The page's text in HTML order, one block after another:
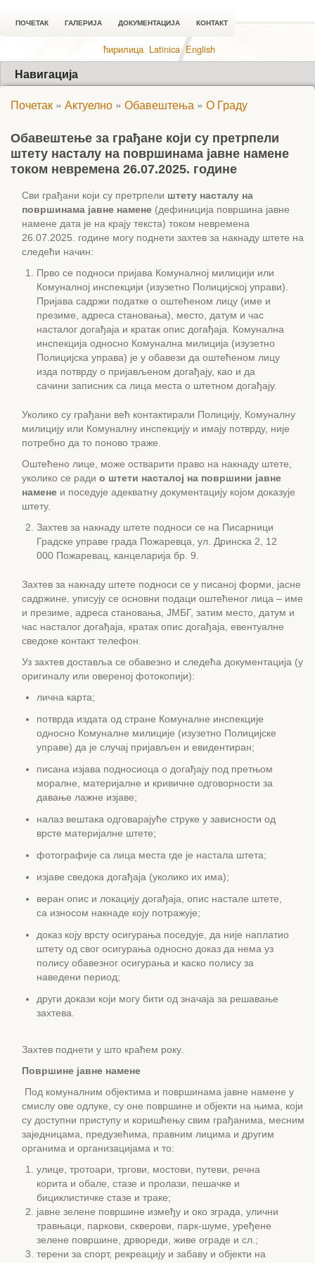
ПОЧЕТАК ГАЛЕРИЈА ДОКУМЕНТАЦИЈА КОНТАКТ
ћирилица Latinica English
Навигација
Почетак » Актуелно » Обавештења » О Граду
Обавештење за грађане који су претрпели
штету насталу на површинама јавне намене
током невремена 26.07.2025. године
Сви грађани који су претрпели штету насталу на
површинама јавне намене (дефиниција површина јавне
намене дата је на крају текста) током невремена
26.07.2025. године могу поднети захтев за накнаду штете на
следећи начин:
Прво се подноси пријава Комуналној милицији или
Комуналној инспекцији (изузетно Полицијској управи).
Пријава садржи податке о оштећеном лицу (име и
презиме, адреса становања), место, датум и час
насталог догађаја и кратак опис догађаја. Комунална
инспекција односно Комунална милиција (изузетно
Полицијска управа) је у обавези да оштећеном лицу
изда потврду о пријављеном догађају, као и да
сачини записник са лица места о штетном догађају.
Уколико су грађани већ контактирали Полицију, Комуналну
милицију или Комуналну инспекцију и имају потврду, није
потребно да то поново траже.
Оштећено лице, може остварити право на накнаду штете,
уколико се ради о штети насталој на површини јавне
намене и поседује адекватну документацију којом доказује
штету.
Захтев за накнаду штете подноси се на Писарници
Градске управе града Пожаревца, ул. Дринска 2, 12
000 Пожаревац, канцеларија бр. 9.
Захтев за накнаду штете подноси се у писаној форми, јасне
садржине, уписују се основни подаци оштећеног лица – име
и презиме, адреса становања, ЈМБГ, затим место, датум и
час насталог догађаја, кратак опис догађаја, евентуалне
сведоке контакт телефон.
Уз захтев доставља се обавезно и следећа документација (у
оригиналу или овереној фотокопији):
лична карта;
потврда издата од стране Комуналне инспекције
односно Комуналне милиције (изузетно Полицијске
управе) да је случај пријављен и евидентиран;
писана изјава подносиоца о догађају под претњом
моралне, материјалне и кривичне одговорности за
давање лажне изјаве;
налаз вештака одговарајуће струке у зависности од
врсте материјалне штете;
фотографије са лица места где је настала штета;
изјаве сведока догађаја (уколико их има);
веран опис и локацију догађаја, опис настале штете,
са износом накнаде коју потражује;
доказ коју врсту осигурања поседује, да није наплатио
штету од свог осигурања односно доказ да нема уз
полису обавезног осигурања и каско полису за
наведени период;
други докази који могу бити од значаја за решавање
захтева.
Захтев поднети у што краћем року.
Површине јавне намене
Под комуналним објектима и површинама јавне намене у
смислу ове одлуке, су оне површине и објекти на њима, који
су доступни приступу и коришћењу свим грађанима, месним
заједницама, предузећима, правним лицима и другим
органима и организацијама и то:
улице, тротоари, тргови, мостови, путеви, речна
корита и обале, стазе и пролази, пешачке и
бициклистичке стазе и траке;
јавне зелене површине између и око зграда, улични
травњаци, паркови, скверови, парк-шуме, уређене
зелене површине, дрвореди, живе ограде и сл.;
терени за спорт, рекреацију и забаву и објекти на